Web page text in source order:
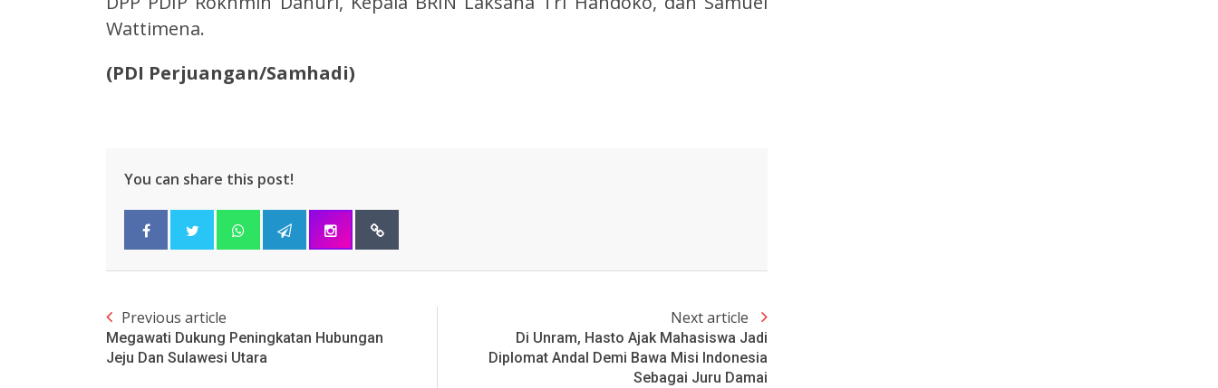
Wattimena.
(PDI Perjuangan/Samhadi)
You can share this post!
Previous article
Megawati Dukung Peningkatan Hubungan
Jeju Dan Sulawesi Utara
Next article
Di Unram, Hasto Ajak Mahasiswa Jadi
Diplomat Andal Demi Bawa Misi Indonesia
Sebagai Juru Damai